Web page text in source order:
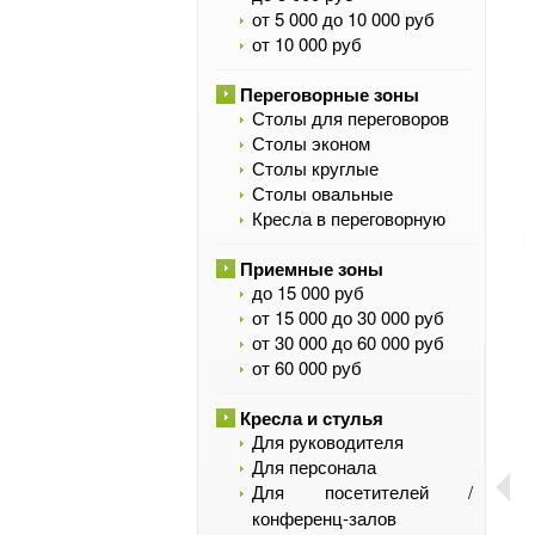
от 5 000 до 10 000 руб
от 10 000 руб
Переговорные зоны
Столы для переговоров
Столы эконом
Столы круглые
Столы овальные
Кресла в переговорную
Приемные зоны
до 15 000 руб
от 15 000 до 30 000 руб
от 30 000 до 60 000 руб
от 60 000 руб
Кресла и стулья
Для руководителя
Для персонала
Для посетителей /
конференц-залов